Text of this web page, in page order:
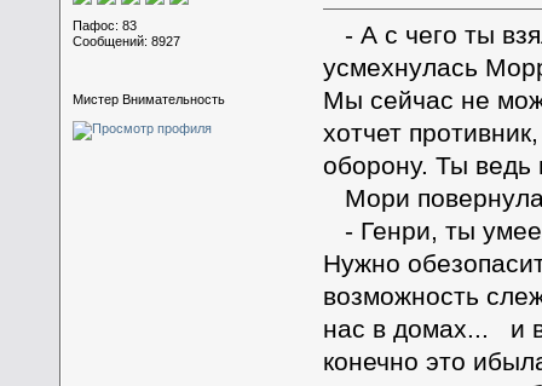
Пафос: 83
Сообщений: 8927
Мистер Внимательность
- А с чего ты
усмехнулась
Мы сейчас не
хотчет
оборону. Ты
Мори
- Генри, ты
Нужно
возможность
нас в домах... и
конечно это